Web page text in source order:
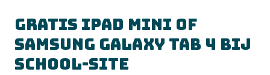
Gratis iPad Mini of
Samsung Galaxy Tab 4 bij
School-Site